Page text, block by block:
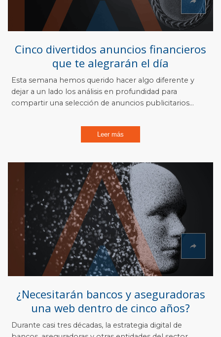
Cinco divertidos anuncios financieros
que te alegrarán el día
Esta semana hemos querido hacer algo diferente y
dejar a un lado los análisis en profundidad para
compartir una selección de anuncios publicitarios...
Leer más
¿Necesitarán bancos y aseguradoras
una web dentro de cinco años?
Durante casi tres décadas, la estrategia digital de